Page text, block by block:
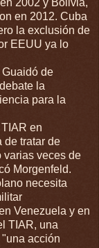
en 2012. Cuba
la exclusión de
EEUU ya lo
de
la
para la
en
de tratar de
varias veces de
Morgenfeld.
necesita
Venezuela y en
TIAR, una
acción